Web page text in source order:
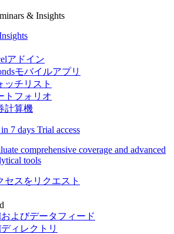
& Insights
アドイン
モバイルアプリ
ッチリスト
トフォリオ
計算機
7 days Trial access
comprehensive coverage and advanced
tools
セスをリクエスト
よびデータフィード
ィレクトリ